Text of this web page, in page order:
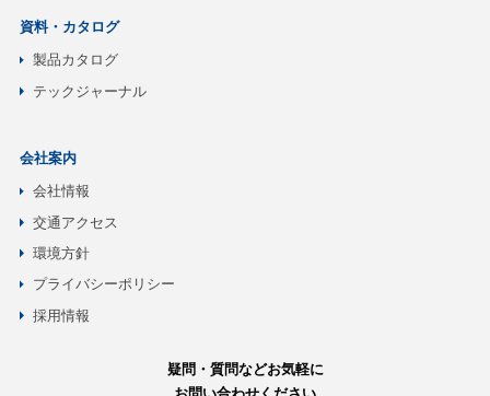
資料・カタログ
製品カタログ
テックジャーナル
会社案内
会社情報
交通アクセス
環境方針
プライバシーポリシー
採用情報
疑問・質問などお気軽に